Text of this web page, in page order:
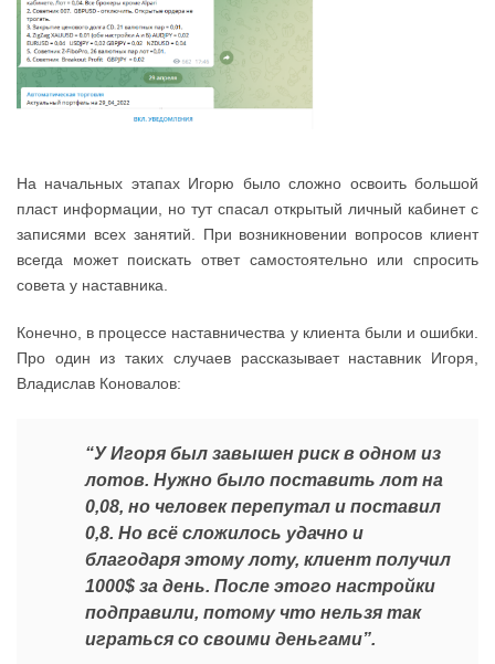
На начальных этапах Игорю было сложно освоить большой
пласт информации, но тут спасал открытый личный кабинет с
записями всех занятий. При возникновении вопросов клиент
всегда может поискать ответ самостоятельно или спросить
совета у наставника.
Конечно, в процессе наставничества у клиента были и ошибки.
Про один из таких случаев рассказывает наставник Игоря,
Владислав Коновалов:
“У Игоря был завышен риск в одном из
лотов. Нужно было поставить лот на
0,08, но человек перепутал и поставил
0,8. Но всё сложилось удачно и
благодаря этому лоту, клиент получил
1000$ за день. После этого настройки
подправили, потому что нельзя так
играться со своими деньгами”.